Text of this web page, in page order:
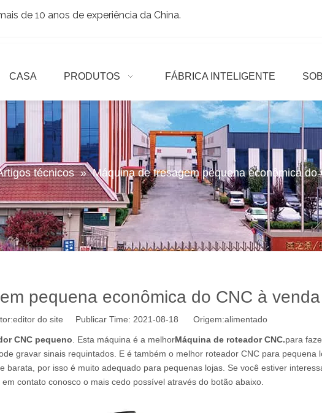
de 10 anos de experiência da China.
CASA PRODUTOS FÁBRICA INTELIGENTE
técnicos » Máquina de fresagem pequena econômica do
pequena econômica do CNC à venda
do site Publicar Time: 2021-08-18 Origem:alimentado
CNC pequeno . Esta máquina é a melhorMáquina de roteador CNC.para
gravar sinais requintados. E é também o melhor roteador CNC para pequena
barata, por isso é muito adequado para pequenas lojas. Se você estiver
contato conosco o mais cedo possível através do botão abaixo.